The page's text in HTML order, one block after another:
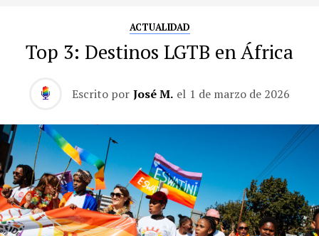
ACTUALIDAD
Top 3: Destinos LGTB en África
Escrito por José M. el 1 de marzo de 2026